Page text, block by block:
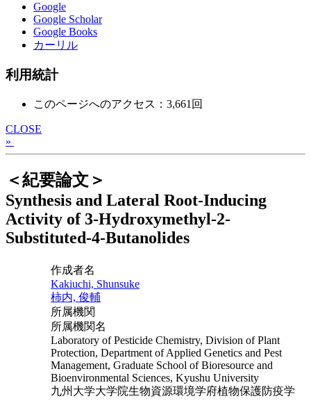
Google
Google Scholar
Google Books
カーリル
利用統計
このページへのアクセス：3,661回
CLOSE
»
＜紀要論文＞
Synthesis and Lateral Root-Inducing
Activity of 3-Hydroxymethyl-2-
Substituted-4-Butanolides
作成者名
Kakiuchi, Shunsuke
柿内, 俊輔
所属機関
所属機関名
Laboratory of Pesticide Chemistry, Division of Plant
Protection, Department of Applied Genetics and Pest
Management, Graduate School of Bioresource and
Bioenvironmental Sciences, Kyushu University
九州大学大学院生物資源環境学府植物保護防疫学